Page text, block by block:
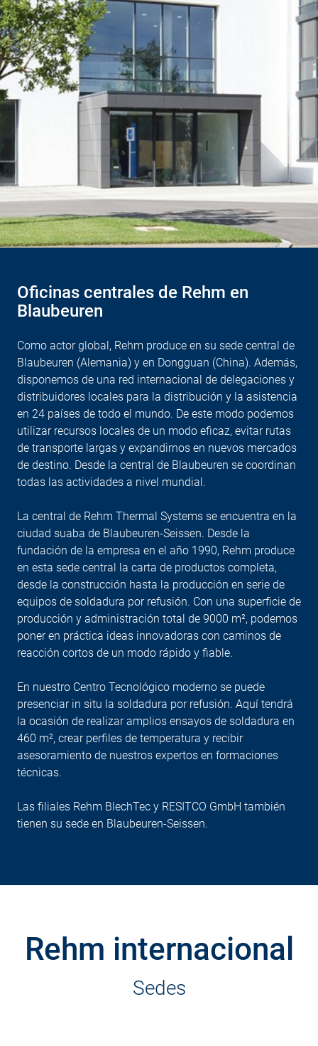
Oficinas centrales de Rehm en
Blaubeuren
Como actor global, Rehm produce en su sede central de
Blaubeuren (Alemania) y en Dongguan (China). Además,
disponemos de una red internacional de delegaciones y
distribuidores locales para la distribución y la asistencia
en 24 países de todo el mundo. De este modo podemos
utilizar recursos locales de un modo eficaz, evitar rutas
de transporte largas y expandirnos en nuevos mercados
de destino. Desde la central de Blaubeuren se coordinan
todas las actividades a nivel mundial.
La central de Rehm Thermal Systems se encuentra en la
ciudad suaba de Blaubeuren-Seissen. Desde la
fundación de la empresa en el año 1990, Rehm produce
en esta sede central la carta de productos completa,
desde la construcción hasta la producción en serie de
equipos de soldadura por refusión. Con una superficie de
producción y administración total de 9000 m², podemos
poner en práctica ideas innovadoras con caminos de
reacción cortos de un modo rápido y fiable.
En nuestro Centro Tecnológico moderno se puede
presenciar in situ la soldadura por refusión. Aquí tendrá
la ocasión de realizar amplios ensayos de soldadura en
460 m², crear perfiles de temperatura y recibir
asesoramiento de nuestros expertos en formaciones
técnicas.
Las filiales Rehm BlechTec y RESITCO GmbH también
tienen su sede en Blaubeuren-Seissen.
Rehm internacional
Sedes